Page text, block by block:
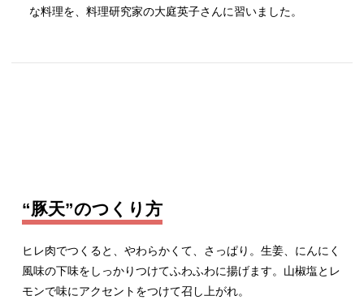
な料理を、料理研究家の大庭英子さんに習いました。
“豚天”のつくり方
ヒレ肉でつくると、やわらかくて、さっぱり。生姜、にんにく
風味の下味をしっかりつけてふわふわに揚げます。山椒塩とレ
モンで味にアクセントをつけて召し上がれ。